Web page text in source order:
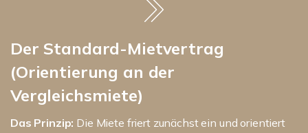
Der Standard-Mietvertrag
(Orientierung an der
Vergleichsmiete)
Das Prinzip: Die Miete friert zunächst ein und orientiert